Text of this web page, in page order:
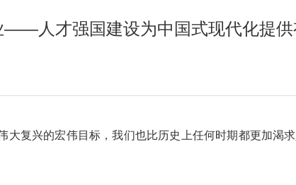
——人才强国建设为中国式现代化提供
复兴的宏伟目标，我们也比历史上任何时期都更加渴求